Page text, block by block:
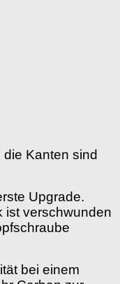
Kanten sind
Upgrade.
ist verschwunden
bei einem